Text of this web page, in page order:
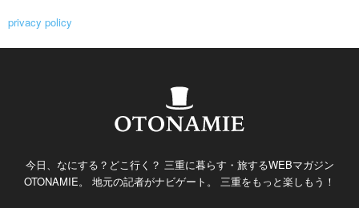
privacy policy
今日、なにする？どこ行く？ 三重に暮らす・旅するWEBマガジン
OTONAMIE。 地元の記者がナビゲート。 三重をもっと楽しもう！